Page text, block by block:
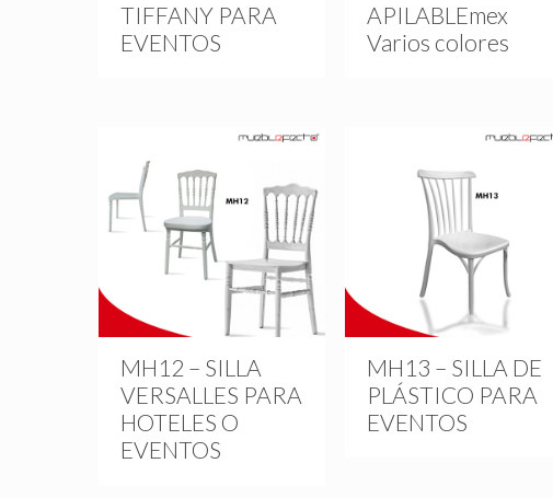
TIFFANY PARA
EVENTOS
APILABLEmex
Varios colores
MH12 – SILLA
VERSALLES PARA
HOTELES O
EVENTOS
MH13 – SILLA DE
PLÁSTICO PARA
EVENTOS